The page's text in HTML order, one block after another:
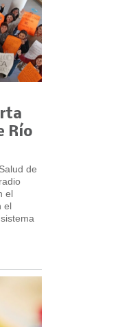
Río
de
el
el